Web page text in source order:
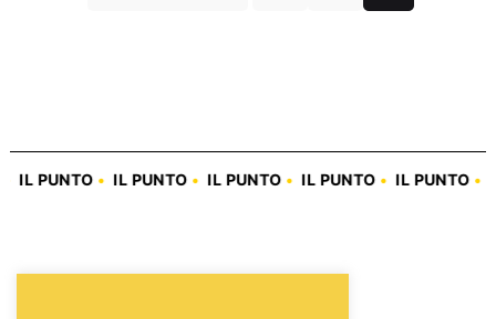
IL PUNTO• IL PUNTO• IL PUNTO• IL PUNTO• IL PUNTO•